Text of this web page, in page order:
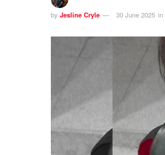
by Jesline Cryle 30 June 2025 in